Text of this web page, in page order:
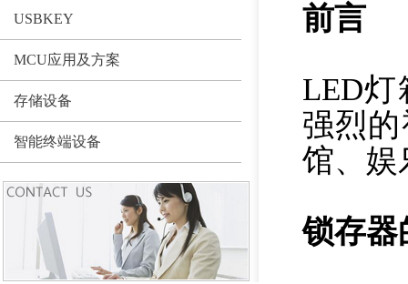
USBKEY
MCU应用及方案
存储设备
智能终端设备
前言
LED
强烈
馆、娱
锁存器